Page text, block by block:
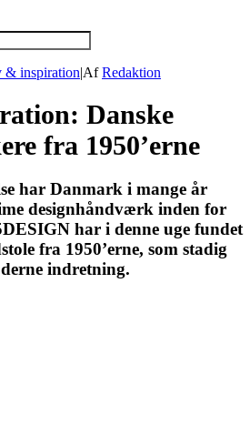
& inspiration|AfRedaktion
Danske
fra 1950’erne
har Danmark i mange år
designhåndværk inden for
har i denne uge fundet
fra 1950’erne, som stadig
indretning.